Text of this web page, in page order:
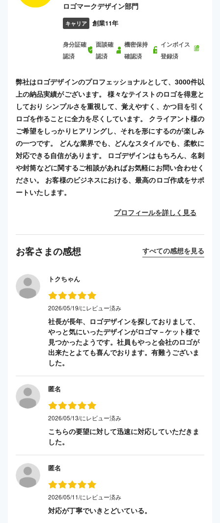
ロゴマークデザイン部門
キャリア 創業11年
身分証確
認済
面談確
認済
機密保持
確認済
インボイス
登録済
弊社はロゴデザインのプロフェッショナルとして、3000件以
上の納品実績がございます。 様々なテイストのロゴを得意と
しており シンプルさを重視して、覚えやすく、かつ目を引く
ロゴを作ることに全力を尽くしています。 クライアント様の
ご希望をしっかりヒアリングし、それを形にするのが楽しみ
の一つです。 どんな業界でも、どんなスタイルでも、柔軟に
対応できる自信があります。 ロゴデザインはもちろん、名刺
や封筒などに関するご相談があればお気軽にお問い合わせく
ださい。 お客様のビジネスにおける、最高のロゴ作成をサポ
ートいたします。
プロフィールを詳しく見る
お客さまの感想 すべての感想を見る
トクちゃん
2026/05/19/にレビュー済み
社長が長年、ロゴデザインを探しておりまして、
やっと気にいったデザインがロゴマ－ケット様で
見つかったようです。社員もやっと会社のロゴが
出来たとよても喜んでおります。有難うございま
した。
匿名
2026/05/13/にレビュー済み
こちらの要望に対して迅速に対応していただきま
した。
匿名
2026/05/11/にレビュー済み
対応が丁寧でいきとどいている。